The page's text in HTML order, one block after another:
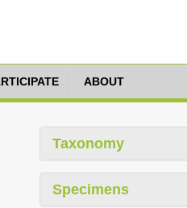
ABOUT
Taxonomy
Specimens